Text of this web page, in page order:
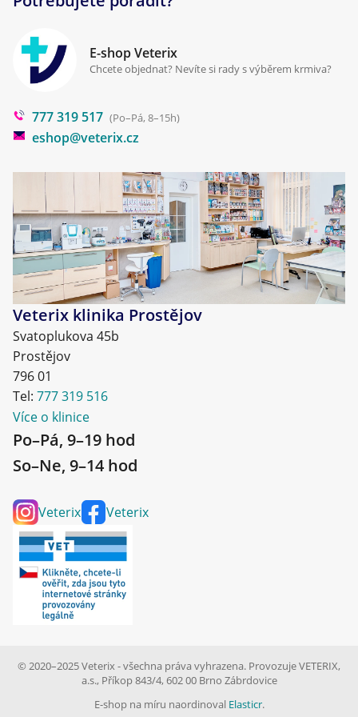
Cookies a podmínky používání
Klinika Prostějov
Poradna
Blog
E-shop Veterix
Chcete objednat? Nevíte si rady s výběrem krmiva?
777 319 517 (Po–Pá, 8–15h)
eshop@veterix.cz
Veterix klinika Prostějov
Svatoplukova 45b
Prostějov
796 01
Tel: 777 319 516
Více o klinice
Po–Pá, 9–19 hod
So–Ne, 9–14 hod
Veterix Veterix
© 2020–2025 Veterix - všechna práva vyhrazena. Provozuje VETERIX,
a.s., Příkop 843/4, 602 00 Brno Zábrdovice
E-shop na míru naordinoval Elasticr.